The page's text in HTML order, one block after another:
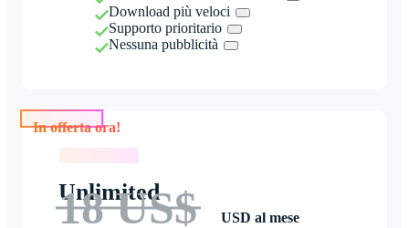
Download più veloci
Supporto prioritario
Nessuna pubblicità
Unlimited
18 US$
USD al mese